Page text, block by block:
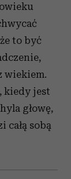
to być
wiekiem.
kiedy jest
głowę,
całą sobą